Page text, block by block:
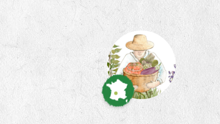
Aujourd'hui, l'ensemble de
l'exploitation (20ha) est conduite en
agriculture biologique et fait vivre 4
personnes, uniquement avec la
multiplication de semences (6ha -
environ 30 variétés/espèces
différentes)."